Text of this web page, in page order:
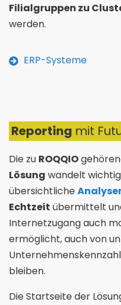
Filialgruppen zu
werden.
ERP-Systeme
Reporting mit
Die zu ROQQIO
Lösung wandelt
übersichtliche
Echtzeit übermittelt
Internetzugang auch
ermöglicht, auch von
bleiben.
Die Startseite der